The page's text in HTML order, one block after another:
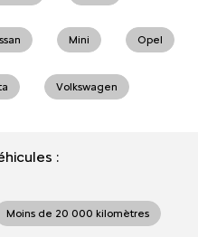
Mini Opel
Volkswagen
:
Moins de 20 000 kilomètres